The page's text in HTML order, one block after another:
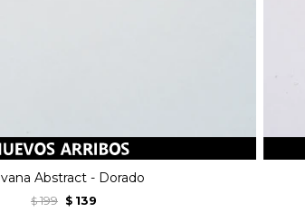
Abstract - Dorado
$ 199 $ 139